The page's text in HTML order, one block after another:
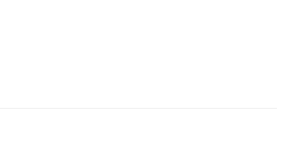
— Italské holistic krmivo